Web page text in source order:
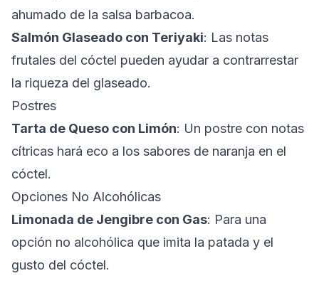
ahumado de la salsa barbacoa.
Salmón Glaseado con Teriyaki: Las notas
frutales del cóctel pueden ayudar a contrarrestar
la riqueza del glaseado.
Postres
Tarta de Queso con Limón: Un postre con notas
cítricas hará eco a los sabores de naranja en el
cóctel.
Opciones No Alcohólicas
Limonada de Jengibre con Gas: Para una
opción no alcohólica que imita la patada y el
gusto del cóctel.